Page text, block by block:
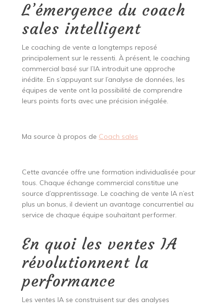
L’émergence du coach
sales intelligent
Le coaching de vente a longtemps reposé
principalement sur le ressenti. À présent, le coaching
commercial basé sur l’IA introduit une approche
inédite. En s’appuyant sur l’analyse de données, les
équipes de vente ont la possibilité de comprendre
leurs points forts avec une précision inégalée.
Ma source à propos de Coach sales
Cette avancée offre une formation individualisée pour
tous. Chaque échange commercial constitue une
source d’apprentissage. Le coaching de vente IA n’est
plus un bonus, il devient un avantage concurrentiel au
service de chaque équipe souhaitant performer.
En quoi les ventes IA
révolutionnent la
performance
Les ventes IA se construisent sur des analyses